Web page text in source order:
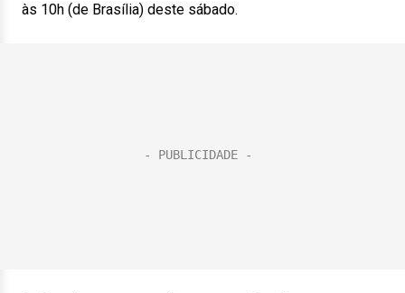
às 10h (de Brasília) deste sábado.